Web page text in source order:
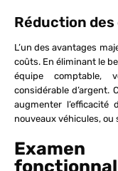
Réduction
L’un des avantages
coûts. En éliminant le
équipe comptable,
considérable d’argent.
augmenter
nouveaux véhicules,